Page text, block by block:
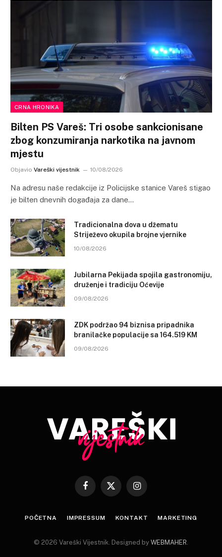
CRNA HRONIKA
Bilten PS Vareš: Tri osobe sankcionisane
zbog konzumiranja narkotika na javnom
mjestu
Objavio Vareški vijestnik 10/08/2026
Na adresu naše redakcije iz Policijske stanice Vareš stigao
je bilten dnevnih događaja za dane…
Tradicionalna dova u džematu
Striježevo okupila brojne vjernike
10/08/2026
Jubilarna Pekijada spojila gastronomiju,
druženje i tradiciju Oćevije
09/08/2026
ZDK podržao 94 biznisa pripadnika
branilačke populacije sa 164.519 KM
09/08/2026
Facebook
X
Instagram
POČETNA IMPRESSUM KONTAKT MARKETING
© 2026 Vareški Vijestnik. Designed by WEBMAHER.